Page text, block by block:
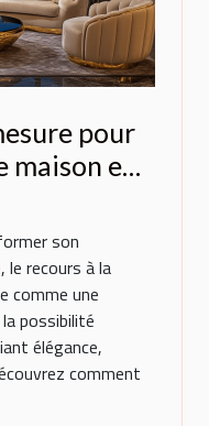
pour
maison en
son
recours à la
comme une
possibilité
élégance,
comment